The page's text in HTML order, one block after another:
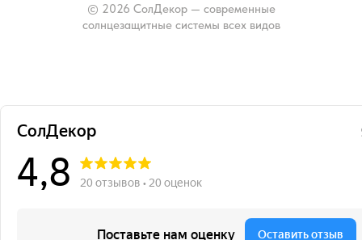
© 2026 СолДекор — современные
солнцезащитные системы всех видов